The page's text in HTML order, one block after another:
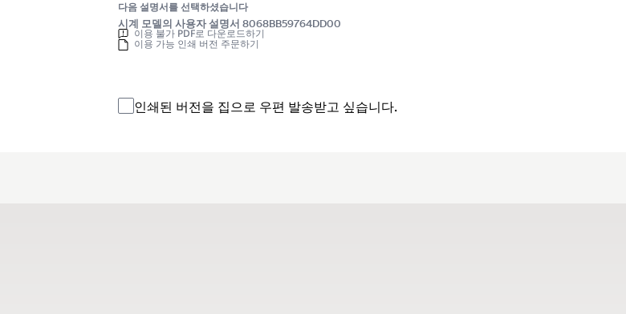
다음 설명서를 선택하셨습니다
시계 모델의 사용자 설명서 8068BB59764DD00
이용 불가 PDF로 다운로드하기
이용 가능 인쇄 버전 주문하기
인쇄된 버전을 집으로 우편 발송받고 싶습니다.